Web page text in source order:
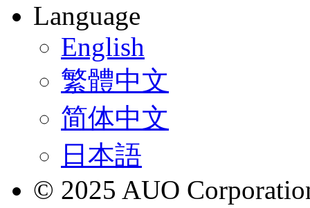
Language
English
繁體中文
简体中文
日本語
© 2025 AUO